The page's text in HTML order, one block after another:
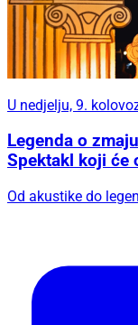
U nedjelju, 9.
Legenda o
Spektakl koji će
Od akustike do